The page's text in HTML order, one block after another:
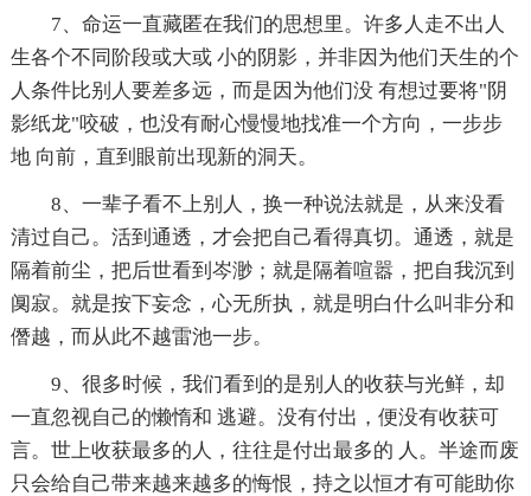
7、命运一直藏匿在我们的思想里。许多人走不出人
生各个不同阶段或大或 小的阴影，并非因为他们天生的个
人条件比别人要差多远，而是因为他们没 有想过要将"阴
影纸龙"咬破，也没有耐心慢慢地找准一个方向，一步步
地 向前，直到眼前出现新的洞天。
8、一辈子看不上别人，换一种说法就是，从来没看
清过自己。活到通透，才会把自己看得真切。通透，就是
隔着前尘，把后世看到岑渺；就是隔着喧嚣，把自我沉到
阒寂。就是按下妄念，心无所执，就是明白什么叫非分和
僭越，而从此不越雷池一步。
9、很多时候，我们看到的是别人的收获与光鲜，却
一直忽视自己的懒惰和 逃避。没有付出，便没有收获可
言。世上收获最多的人，往往是付出最多的 人。半途而废
只会给自己带来越来越多的悔恨，持之以恒才有可能助你